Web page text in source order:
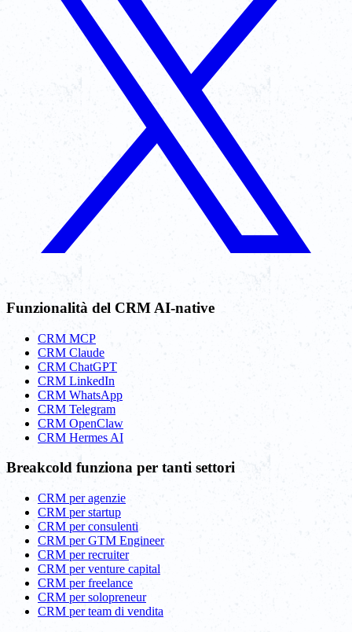
Funzionalità del CRM AI-native
CRM MCP
CRM Claude
CRM ChatGPT
CRM LinkedIn
CRM WhatsApp
CRM Telegram
CRM OpenClaw
CRM Hermes AI
Breakcold funziona per tanti settori
CRM per agenzie
CRM per startup
CRM per consulenti
CRM per GTM Engineer
CRM per recruiter
CRM per venture capital
CRM per freelance
CRM per solopreneur
CRM per team di vendita